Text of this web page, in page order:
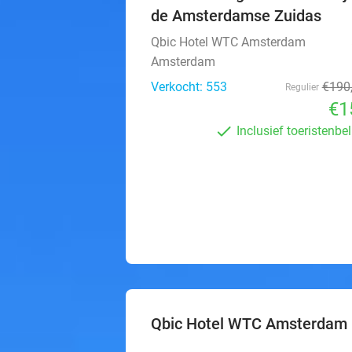
de Amsterdamse Zuidas
Qbic Hotel WTC Amsterdam
Amsterdam
Verkocht: 553
Regulier €190
Inclusief
Qbic Hotel WTC Amsterdam